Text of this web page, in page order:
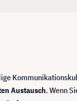
Austausch. Wenn